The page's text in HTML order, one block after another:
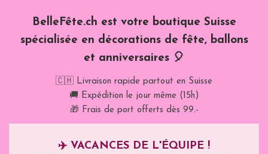
BelleFête.ch est votre boutique Suisse
spécialisée en décorations de fête, ballons
et anniversaires 🎈
🇨🇭 Livraison rapide partout en Suisse
🚚 Expédition le jour même (15h)
🎁 Frais de port offerts dès 99.-
✈️ VACANCES DE L'ÉQUIPE !